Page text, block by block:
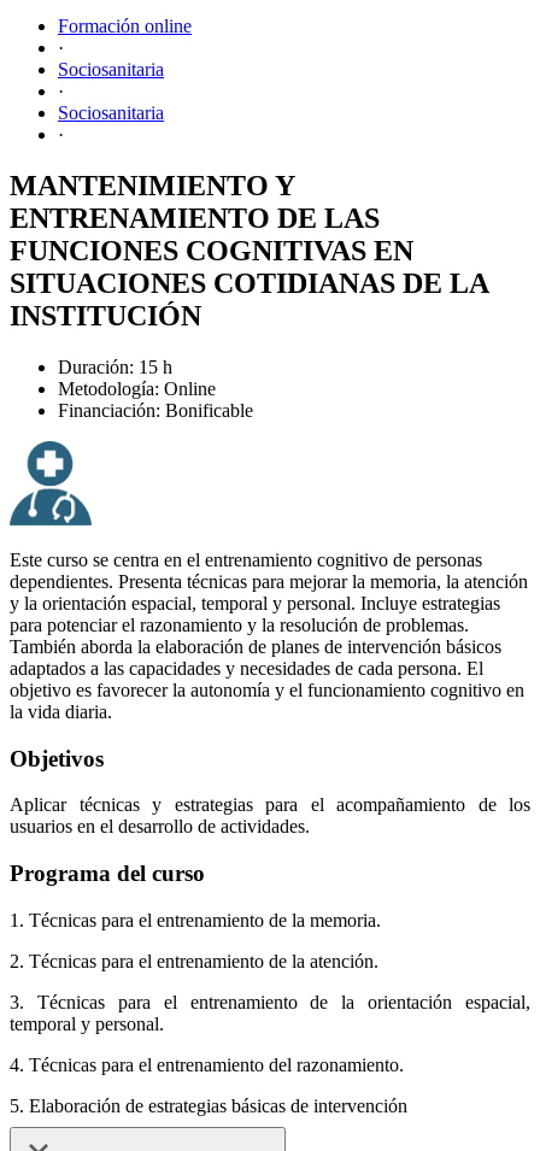
Formación online
·
Sociosanitaria
·
Sociosanitaria
·
MANTENIMIENTO Y
ENTRENAMIENTO DE LAS
FUNCIONES COGNITIVAS EN
SITUACIONES COTIDIANAS DE LA
INSTITUCIÓN
Duración: 15 h
Metodología: Online
Financiación: Bonificable
Este curso se centra en el entrenamiento cognitivo de personas
dependientes. Presenta técnicas para mejorar la memoria, la atención
y la orientación espacial, temporal y personal. Incluye estrategias
para potenciar el razonamiento y la resolución de problemas.
También aborda la elaboración de planes de intervención básicos
adaptados a las capacidades y necesidades de cada persona. El
objetivo es favorecer la autonomía y el funcionamiento cognitivo en
la vida diaria.
Objetivos
Aplicar técnicas y estrategias para el acompañamiento de los
usuarios en el desarrollo de actividades.
Programa del curso
1. Técnicas para el entrenamiento de la memoria.
2. Técnicas para el entrenamiento de la atención.
3. Técnicas para el entrenamiento de la orientación espacial,
temporal y personal.
4. Técnicas para el entrenamiento del razonamiento.
5. Elaboración de estrategias básicas de intervención